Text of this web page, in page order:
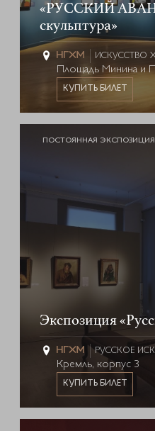
«РУССКИЙ
скульптура»
ИСКУССТВО
Площадь Минина и
КУПИТЬ БИЛЕТ
ПОСТОЯННАЯ ЭКСПОЗИЦИЯ
Экспозиция
РУССКОЕ
Кремль, корпус 3
КУПИТЬ БИЛЕТ